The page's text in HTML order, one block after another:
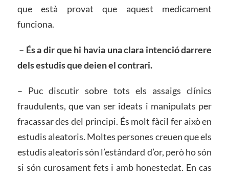
que està provat que aquest medicament
funciona.
– És a dir que hi havia una clara intenció darrere
dels estudis que deien el contrari.
– Puc discutir sobre tots els assaigs clínics
fraudulents, que van ser ideats i manipulats per
fracassar des del principi. És molt fàcil fer això en
estudis aleatoris. Moltes persones creuen que els
estudis aleatoris són l’estàndard d’or, però ho són
si són curosament fets i amb honestedat. En cas